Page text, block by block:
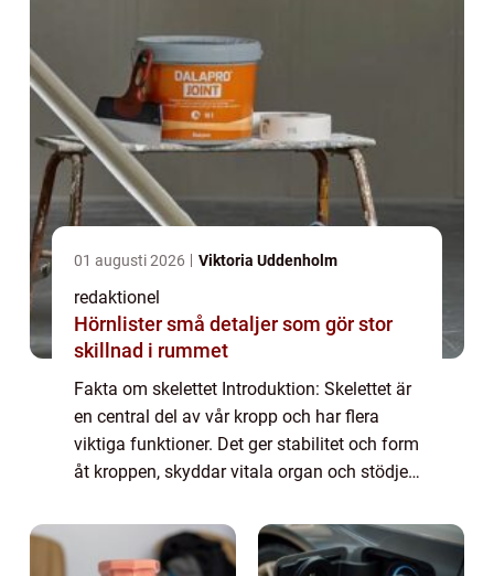
01 augusti 2026 Viktoria Uddenholm
redaktionel
Hörnlister små detaljer som gör stor
skillnad i rummet
Fakta om skelettet Introduktion: Skelettet är
en central del av vår kropp och har flera
viktiga funktioner. Det ger stabilitet och form
åt kroppen, skyddar vitala organ och stödjer
att utforska olika aspekt...